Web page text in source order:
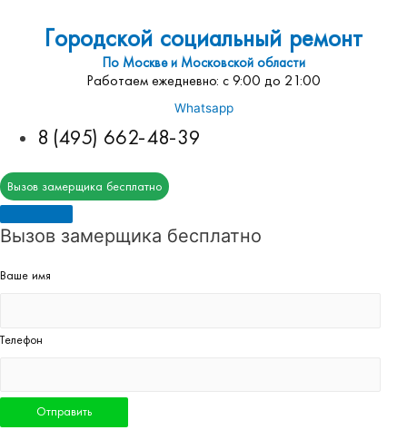
Городской социальный ремонт
По Москве и Московской области
Работаем ежедневно: с 9:00 до 21:00
Whatsapp
8 (495) 662-48-39
Вызов замерщика бесплатно
Вызов замерщика бесплатно
Ваше имя
Телефон